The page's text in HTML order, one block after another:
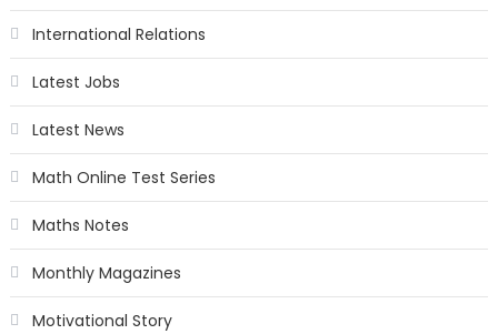
International Relations
Latest Jobs
Latest News
Math Online Test Series
Maths Notes
Monthly Magazines
Motivational Story